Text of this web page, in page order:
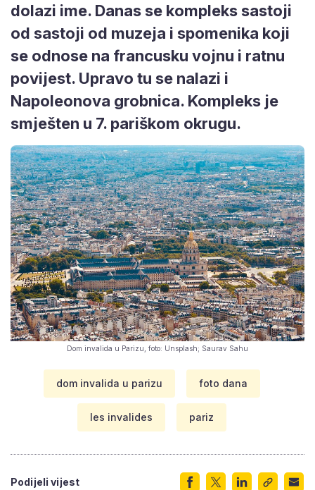
dolazi ime. Danas se kompleks sastoji
od sastoji od muzeja i spomenika koji
se odnose na francusku vojnu i ratnu
povijest. Upravo tu se nalazi i
Napoleonova grobnica. Kompleks je
smješten u 7. pariškom okrugu.
Dom invalida u Parizu, foto: Unsplash; Saurav Sahu
dom invalida u parizu foto dana
les invalides pariz
Podijeli vijest